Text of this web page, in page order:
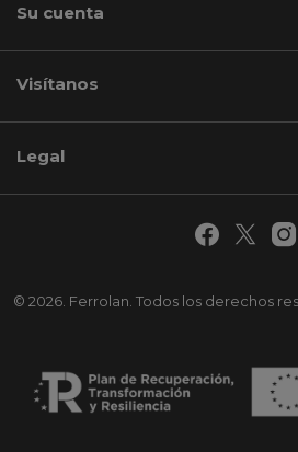
Su cuenta
Visítanos
© 2026. Ferrolan. Todos los derechos
Legal